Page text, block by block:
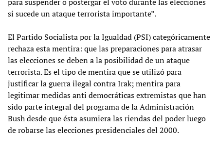
si sucede un ataque terrorista importante”.
El Partido Socialista por la Igualdad (PSI) categóricamente
rechaza esta mentira: que las preparaciones para atrasar
las elecciones se deben a la posibilidad de un ataque
terrorista. Es el tipo de mentira que se utilizó para
justificar la guerra ilegal contra Irak; mentira para
legitimar medidas anti democráticas extremistas que han
sido parte integral del programa de la Administración
Bush desde que ésta asumiera las riendas del poder luego
de robarse las elecciones presidenciales del 2000.